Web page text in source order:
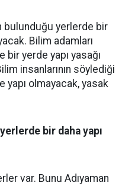
bulunduğu yerlerde bir
Bilim adamları
yerde yapı yasağı
insanlarının söylediği
yapı olmayacak, yasak
bir daha yapı
var. Bunu Adıyaman